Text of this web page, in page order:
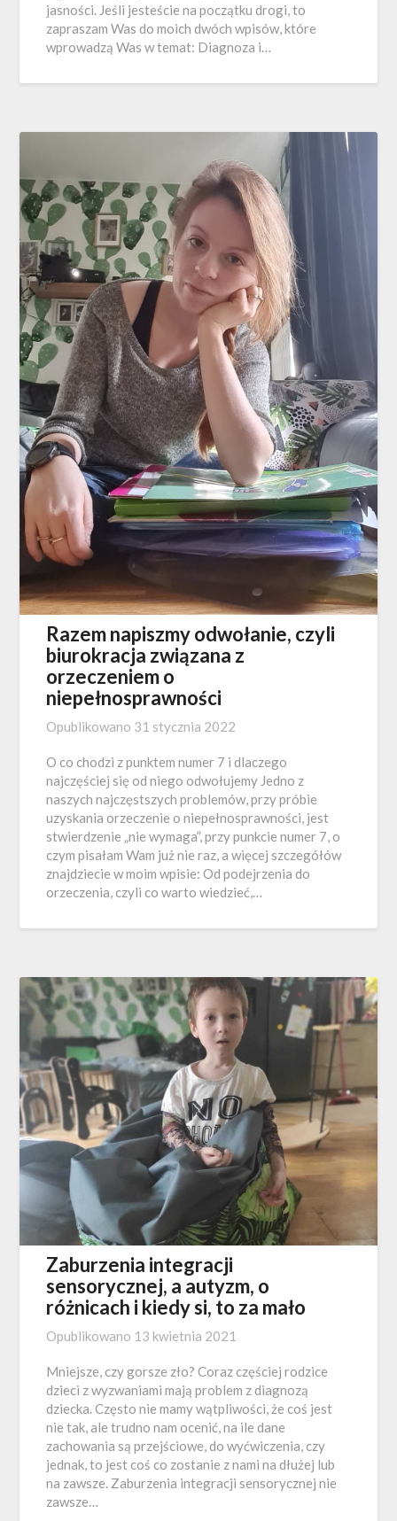
jasności. Jeśli jesteście na początku drogi, to
zapraszam Was do moich dwóch wpisów, które
wprowadzą Was w temat: Diagnoza i…
Razem napiszmy odwołanie, czyli
biurokracja związana z
orzeczeniem o
niepełnosprawności
Opublikowano 31 stycznia 2022
O co chodzi z punktem numer 7 i dlaczego
najczęściej się od niego odwołujemy Jedno z
naszych najczęstszych problemów, przy próbie
uzyskania orzeczenie o niepełnosprawności, jest
stwierdzenie „nie wymaga”, przy punkcie numer 7, o
czym pisałam Wam już nie raz, a więcej szczegółów
znajdziecie w moim wpisie: Od podejrzenia do
orzeczenia, czyli co warto wiedzieć,…
Zaburzenia integracji
sensorycznej, a autyzm, o
różnicach i kiedy si, to za mało
Opublikowano 13 kwietnia 2021
Mniejsze, czy gorsze zło? Coraz częściej rodzice
dzieci z wyzwaniami mają problem z diagnozą
dziecka. Często nie mamy wątpliwości, że coś jest
nie tak, ale trudno nam ocenić, na ile dane
zachowania są przejściowe, do wyćwiczenia, czy
jednak, to jest coś co zostanie z nami na dłużej lub
na zawsze. Zaburzenia integracji sensorycznej nie
zawsze…